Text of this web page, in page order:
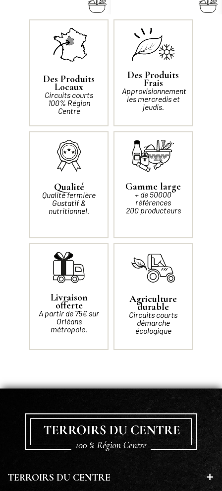
Des Produits
Locaux
Circuits courts
100% Région
Centre
Des Produits
Frais
Approvisionnement
les mercredis et
jeudis.
Qualité
Qualité fermière
Gustatif &
nutritionnel.
Gamme large
+ de 50000
références
200 producteurs
Livraison
offerte
A partir de 75€ sur
Orléans
métropole.
Agriculture
durable
Circuits courts
démarche
écologique
TERROIRS DU CENTRE